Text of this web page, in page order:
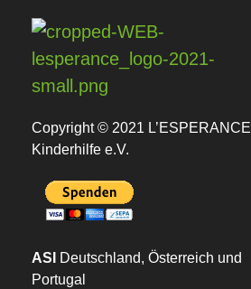
Copyright © 2021 L’ESPERANCE
Kinderhilfe e.V.
ASI
Deutschland, Österreich und
Portugal